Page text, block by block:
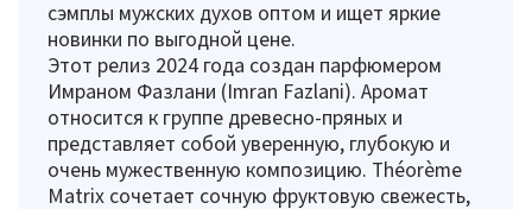
сэмплы мужских духов оптом и ищет яркие
новинки по выгодной цене.
Этот релиз 2024 года создан парфюмером
Имраном Фазлани (Imran Fazlani). Аромат
относится к группе древесно-пряных и
представляет собой уверенную, глубокую и
очень мужественную композицию. Théorème
Matrix сочетает сочную фруктовую свежесть,